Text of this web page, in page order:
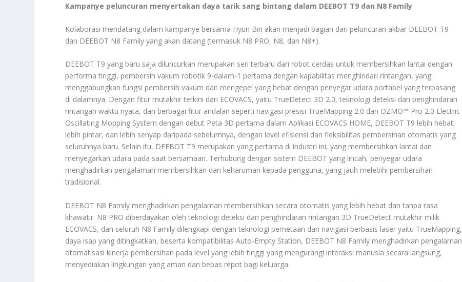
Kampanye peluncuran menyertakan daya tarik sang bintang dalam DEEBOT T9 dan N8 Family
Kolaborasi mendatang dalam kampanye bersama Hyun Bin akan menjadi bagian dari peluncuran akbar DEEBOT T9
dan DEEBOT N8 Family yang akan datang (termasuk N8 PRO, N8, dan N8+).
DEEBOT T9 yang baru saja diluncurkan merupakan seri terbaru dari robot cerdas untuk membersihkan lantai dengan
performa tinggi, pembersih vakum robotik 9-dalam-1 pertama dengan kapabilitas menghindari rintangan, yang
menggabungkan fungsi pembersih vakum dan mengepel yang hebat dengan penyegar udara portabel yang terpasang
di dalamnya. Dengan fitur mutakhir terkini dari ECOVACS, yaitu TrueDetect 3D 2.0, teknologi deteksi dan penghindaran
rintangan waktu nyata, dan berbagai fitur andalan seperti navigasi presisi TrueMapping 2.0 dan OZMO™ Pro 2.0 Electric
Oscillating Mopping System dengan debut Peta 3D pertama dalam Aplikasi ECOVACS HOME, DEEBOT T9 lebih hebat,
lebih pintar, dan lebih senyap daripada sebelumnya, dengan level efisiensi dan fleksibilitas pembersihan otomatis yang
seluruhnya baru. Selain itu, DEEBOT T9 merupakan yang pertama di industri ini, yang membersihkan lantai dan
menyegarkan udara pada saat bersamaan. Terhubung dengan sistem DEEBOT yang lincah, penyegar udara
menghadirkan pengalaman membersihkan dan keharuman kepada pengguna, yang jauh melebihi pembersihan
tradisional.
DEEBOT N8 Family menghadirkan pengalaman membersihkan secara otomatis yang lebih hebat dan tanpa rasa
khawatir. N8 PRO diberdayakan oleh teknologi deteksi dan penghindaran rintangan 3D TrueDetect mutakhir milik
ECOVACS, dan seluruh N8 Family dilengkapi dengan teknologi pemetaan dan navigasi berbasis laser yaitu TrueMapping,
daya isap yang ditingkatkan, beserta kompatibilitas Auto-Empty Station, DEEBOT N8 Family menghadirkan pengalaman
otomatisasi kinerja pembersihan pada level yang lebih tinggi yang mengurangi interaksi manusia secara langsung,
menyediakan lingkungan yang aman dan bebas repot bagi keluarga.